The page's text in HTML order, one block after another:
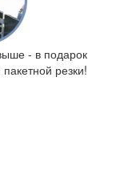
- в подарок
резки!